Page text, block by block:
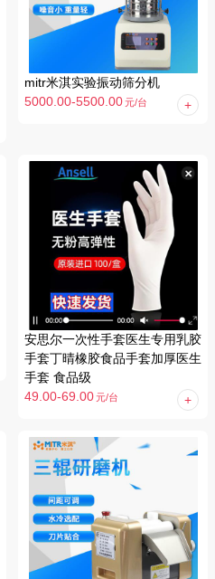
mitr米淇实验振动筛分机
5000.00-5500.00元/台
安思尔一次性手套医生专用乳胶
手套丁晴橡胶食品手套加厚医生
手套 食品级
49.00-69.00元/台